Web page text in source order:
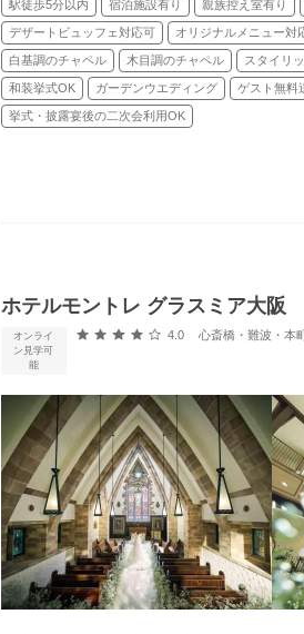
駅徒歩5分以内 宿泊施設有り 親族控え室有り
デザートビュッフェ対応可 オリジナルメニュー対
白基調のチャペル 木目調のチャペル スタイリ
和装挙式OK ガーデンウエディング ゲスト無料
挙式・披露宴後の二次会利用OK
ホテルモントレ グラスミア大阪
オンライ
ン見学可
能
口コミ評価
4.0 心斎橋・難波・本町・天王寺